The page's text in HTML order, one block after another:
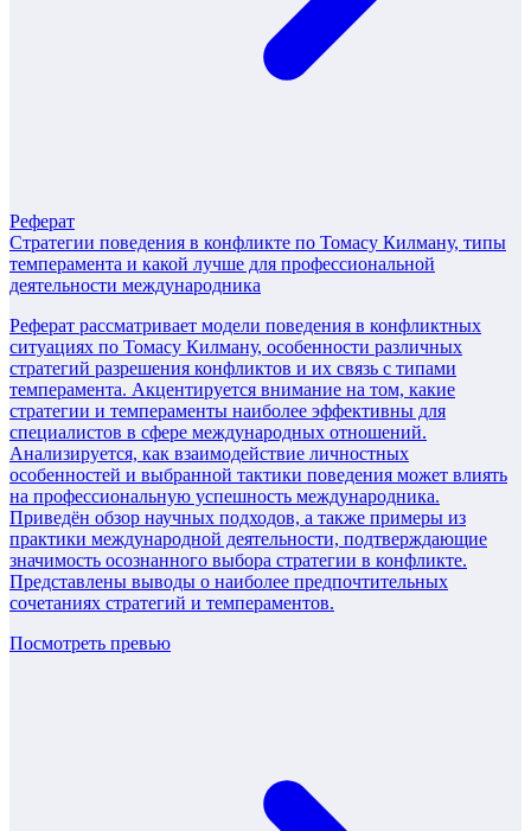
Реферат
Стратегии поведения в конфликте по Томасу Килману, типы
темперамента и какой лучше для профессиональной
деятельности международника
Реферат рассматривает модели поведения в конфликтных
ситуациях по Томасу Килману, особенности различных
стратегий разрешения конфликтов и их связь с типами
темперамента. Акцентируется внимание на том, какие
стратегии и темпераменты наиболее эффективны для
специалистов в сфере международных отношений.
Анализируется, как взаимодействие личностных
особенностей и выбранной тактики поведения может влиять
на профессиональную успешность международника.
Приведён обзор научных подходов, а также примеры из
практики международной деятельности, подтверждающие
значимость осознанного выбора стратегии в конфликте.
Представлены выводы о наиболее предпочтительных
сочетаниях стратегий и темпераментов.
Посмотреть превью